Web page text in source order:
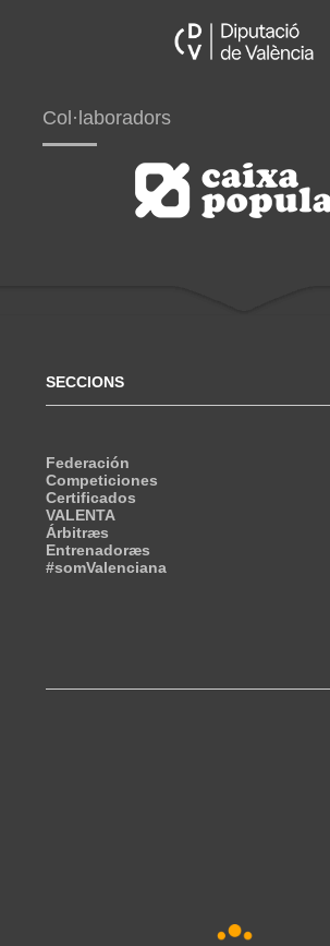
Col·laboradors
SECCIONS
Federación
Competiciones
Certificados
VALENTA
Árbitræs
Entrenadoræs
#somValenciana